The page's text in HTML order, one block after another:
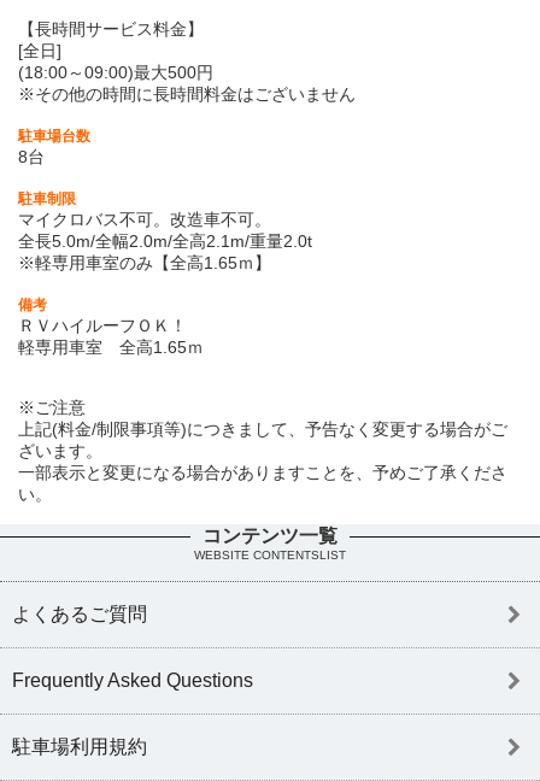
【長時間サービス料金】
[全日]
(18:00～09:00)最大500円
※その他の時間に長時間料金はございません
駐車場台数
8台
駐車制限
マイクロバス不可。改造車不可。
全長5.0m/全幅2.0m/全高2.1m/重量2.0t
※軽専用車室のみ【全高1.65ｍ】
備考
ＲＶハイルーフＯＫ！
軽専用車室 全高1.65ｍ
※ご注意
上記(料金/制限事項等)につきまして、予告なく変更する場合がご
ざいます。
一部表示と変更になる場合がありますことを、予めご了承くださ
い。
コンテンツ一覧
WEBSITE CONTENTSLIST
よくあるご質問
Frequently Asked Questions
駐車場利用規約